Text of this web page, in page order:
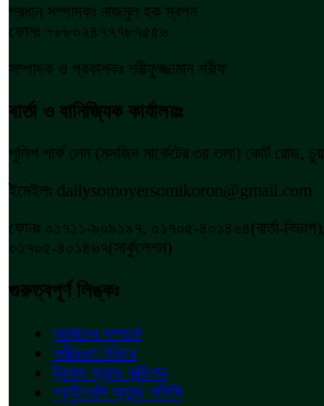
প্রধান সম্পাদকঃ নাজমুল হক স্বপন
ফোনঃ +৮৮০২৪৭৭৭৮৭৫৫৬
সম্পাদক ও প্রকাশকঃ শরীফুজ্জামান শরীফ
বার্তা ও বানিজ্যিক কার্যালয়ঃ
পুলিশ পার্ক লেন (মসজিদ মার্কেটের ৩য় তলা) কোর্ট রোড,
ইমেইলঃ dailysomoyersomikoron@gmail.com
ফোনঃ ০১৭১১-৯০৯১৯৭, ০১৭০৫-৪০১৪৬৪(বার্তা-বিভাগ),
০১৭০৫-৪০১৪৬৭(সার্কুলেশন)
গুরুত্বপূর্ণ লিঙ্কঃ
আমাদের সম্পর্কে
সমীকরণ পরিবার
ট্রামস অ্যান্ড কন্ডিশন
প্রাইভেসি অ্যান্ড পলিসি